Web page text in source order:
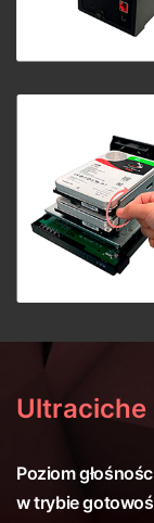
Ultraciche
Poziom
w trybie